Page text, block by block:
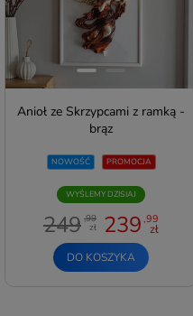
Anioł ze Skrzypcami z ramką -
brąz
NOWOŚĆ PROMOCJA
WYŚLEMY DZISIAJ
249 ,99
zł 239 ,99
zł
DO KOSZYKA